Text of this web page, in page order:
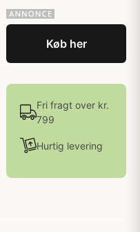
Køb her
Fri fragt over kr.
799
Hurtig levering